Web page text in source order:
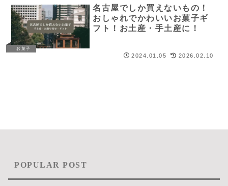
お菓子
名古屋でしか買えないもの！
おしゃれでかわいいお菓子ギ
フト！お土産・手土産に！
2024.01.05 2026.02.10
POPULAR POST